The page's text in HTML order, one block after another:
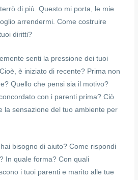
di più. Questo mi porta, le mie
arrendermi. Come costruire
diritti?
senti la pressione dei tuoi
è iniziato di recente? Prima non
Quello che pensi sia il motivo?
con i parenti prima? Ciò
la sensazione del tuo ambiente per
bisogno di aiuto? Come rispondi
In quale forma? Con quali
i tuoi parenti e marito alle tue